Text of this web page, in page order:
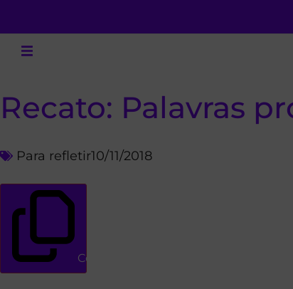
Recato: Palavras
Para refletir10/11/2018
Copiar link